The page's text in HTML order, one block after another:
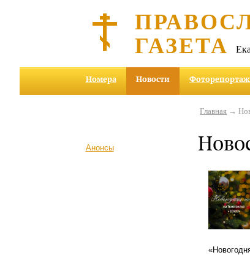
ГАЗЕТА
Номера Новости
Анонсы
Главная →